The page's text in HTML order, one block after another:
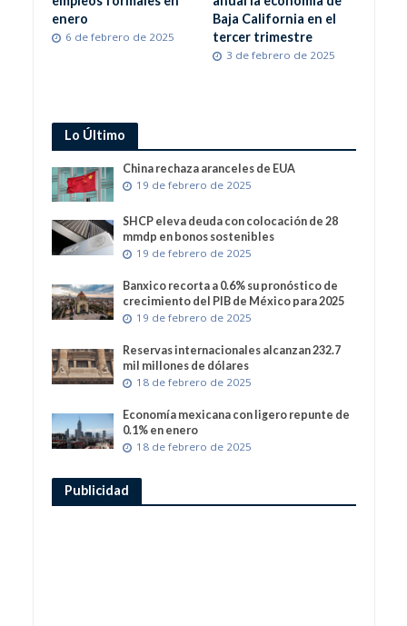
enero
6 de febrero de 2025
Baja California en el
tercer trimestre
3 de febrero de 2025
Lo Último
China rechaza aranceles de EUA
19 de febrero de 2025
SHCP eleva deuda con colocación de 28
mmdp en bonos sostenibles
19 de febrero de 2025
Banxico recorta a 0.6% su pronóstico de
crecimiento del PIB de México para 2025
19 de febrero de 2025
Reservas internacionales alcanzan 232.7
mil millones de dólares
18 de febrero de 2025
Economía mexicana con ligero repunte de
0.1% en enero
18 de febrero de 2025
Publicidad